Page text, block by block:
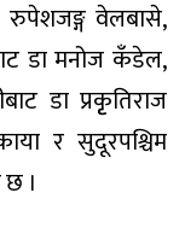
रुपेशजङ्ग वेलबासे,
डा मनोज कँडेल,
डा प्रकृृतिराज
र सुदूरपश्चिम
।